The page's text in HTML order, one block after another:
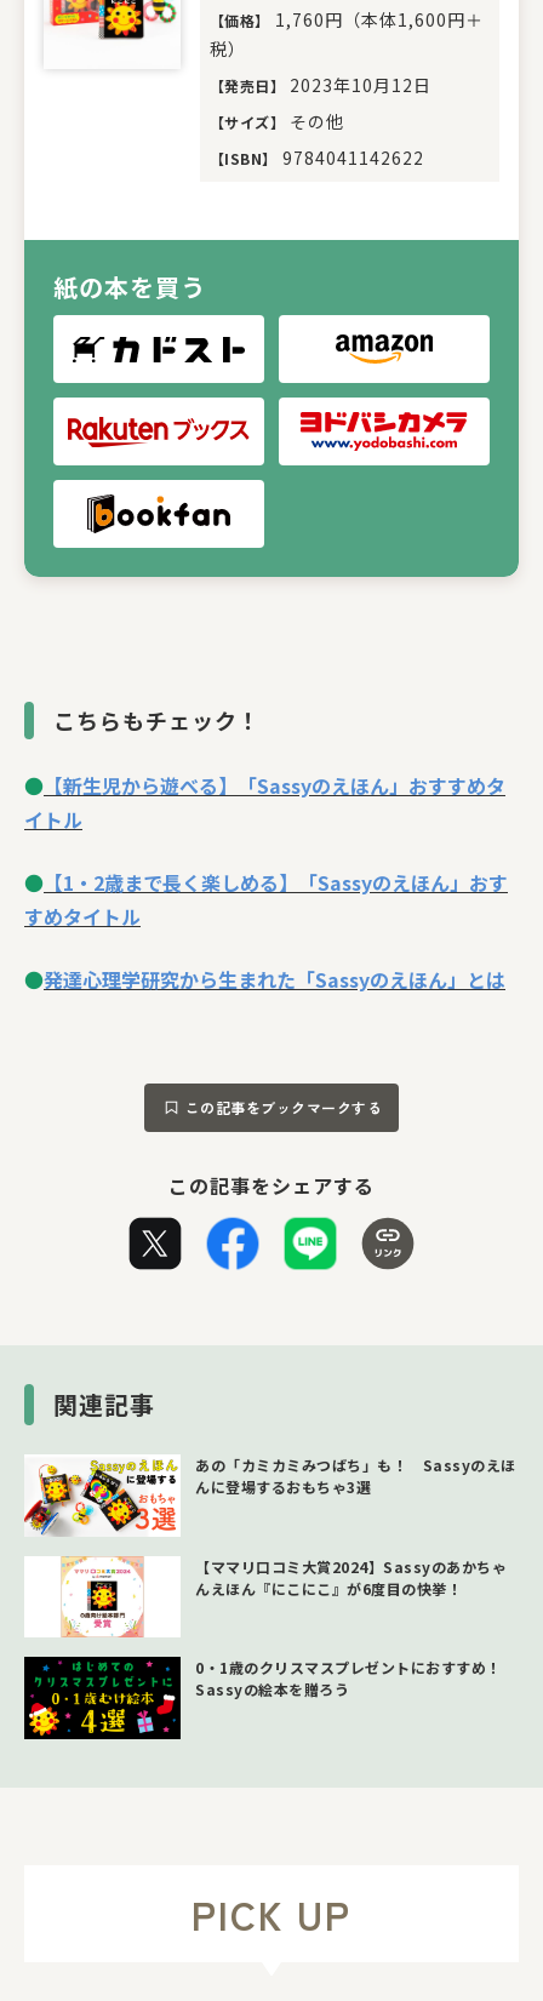
【価格】
1,760円（本体1,600円＋
税）
【発売日】 2023年10月12日
【サイズ】 その他
【ISBN】 9784041142622
紙の本を買う
こちらもチェック！
● 【新生児から遊べる】「Sassyのえほん」おすすめタ
イトル
● 【1・2歳まで長く楽しめる】「Sassyのえほん」おす
すめタイトル
●発達心理学研究から生まれた「Sassyのえほん」とは
この記事をブックマークする
この記事をシェアする
関連記事
あの「カミカミみつばち」も！ Sassyのえほ
んに登場するおもちゃ3選
【ママリ口コミ大賞2024】Sassyのあかちゃ
んえほん『にこにこ』が6度目の快挙！
0・1歳のクリスマスプレゼントにおすすめ！
Sassyの絵本を贈ろう
PICK UP